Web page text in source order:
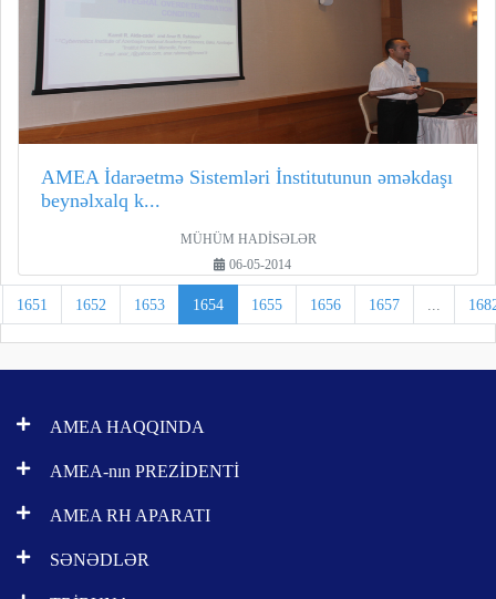
AMEA İdarəetmə Sistemləri İnstitutunun əməkdaşı
beynəlxalq k...
MÜHÜM HADİSƏLƏR
06-05-2014
1651 1652 1653 1654 1655 1656 1657 ...
AMEA HAQQINDA
AMEA-nın PREZİDENTİ
AMEA RH APARATI
SƏNƏDLƏR